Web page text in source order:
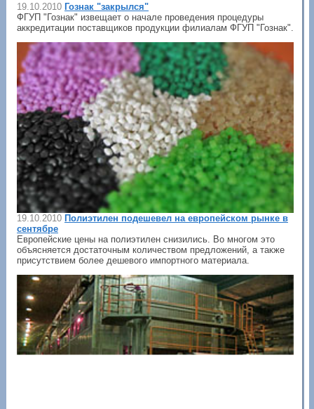
19.10.2010 Гознак "закрылся"
ФГУП "Гознак" извещает о начале проведения процедуры
аккредитации поставщиков продукции филиалам ФГУП "Гознак".
19.10.2010 Полиэтилен подешевел на европейском рынке в
сентябре
Европейские цены на полиэтилен снизились. Во многом это
объясняется достаточным количеством предложений, а также
присутствием более дешевого импортного материала.